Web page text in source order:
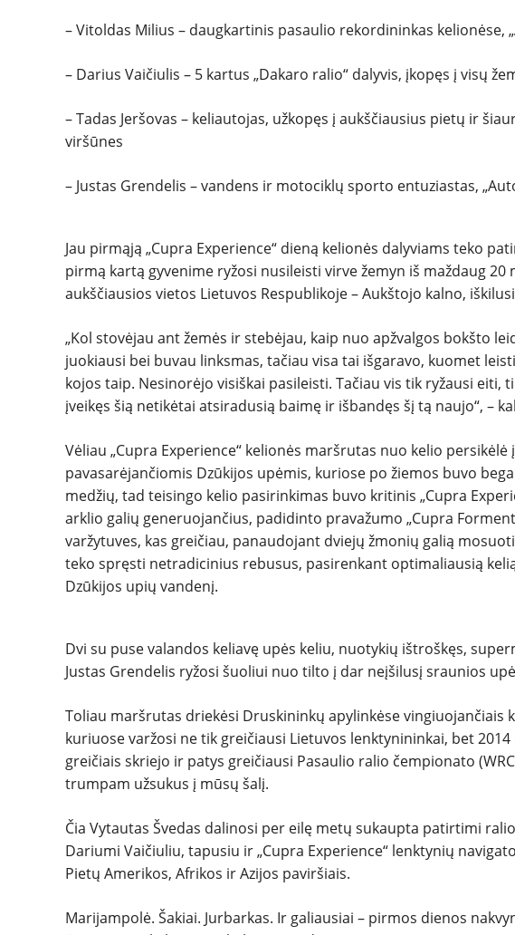
– Vitoldas Milius – daugkartinis pasaulio rekordininkas kelionėse,
– Darius Vaičiulis – 5 kartus „Dakaro ralio“ dalyvis, įkopęs į visų
– Tadas Jeršovas – keliautojas, užkopęs į aukščiausius pietų ir
viršūnes
– Justas Grendelis – vandens ir motociklų sporto entuziastas,
Jau pirmąją „Cupra Experience“ dieną kelionės dalyviams teko
pirmą kartą gyvenime ryžosi nusileisti virve žemyn iš maždaug
aukščiausios vietos Lietuvos Respublikoje – Aukštojo kalno,
„Kol stovėjau ant žemės ir stebėjau, kaip nuo apžvalgos bokšto
juokiausi bei buvau linksmas, tačiau visa tai išgaravo, kuomet
kojos taip. Nesinorėjo visiškai pasileisti. Tačiau vis tik ryžausi eiti,
įveikęs šią netikėtai atsiradusią baimę ir išbandęs šį tą naujo“, –
Vėliau „Cupra Experience“ kelionės maršrutas nuo kelio
pavasarėjančiomis Dzūkijos upėmis, kuriose po žiemos buvo
medžių, tad teisingo kelio pasirinkimas buvo kritinis „Cupra
arklio galių generuojančius, padidinto pravažumo „Cupra
varžytuves, kas greičiau, panaudojant dviejų žmonių galią
teko spręsti netradicinius rebusus, pasirenkant optimaliausią
Dzūkijos upių vandenį.
Dvi su puse valandos keliavę upės keliu, nuotykių ištroškęs,
Justas Grendelis ryžosi šuoliui nuo tilto į dar neįšilusį sraunios
Toliau maršrutas driekėsi Druskininkų apylinkėse
kuriuose varžosi ne tik greičiausi Lietuvos lenktynininkai, bet
greičiais skriejo ir patys greičiausi Pasaulio ralio čempionato
trumpam užsukus į mūsų šalį.
Čia Vytautas Švedas dalinosi per eilę metų sukaupta patirtimi
Dariumi Vaičiuliu, tapusiu ir „Cupra Experience“ lenktynių
Pietų Amerikos, Afrikos ir Azijos paviršiais.
Marijampolė. Šakiai. Jurbarkas. Ir galiausiai – pirmos dienos